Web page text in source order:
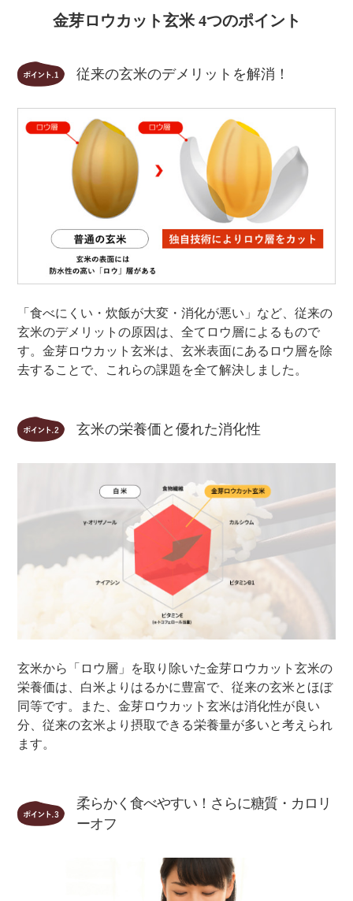
金芽ロウカット玄米 4つのポイント
従来の玄米のデメリットを解消！
「食べにくい・炊飯が大変・消化が悪い」など、従来の
玄米のデメリットの原因は、全てロウ層によるもので
す。金芽ロウカット玄米は、玄米表面にあるロウ層を除
去することで、これらの課題を全て解決しました。
玄米の栄養価と優れた消化性
玄米から「ロウ層」を取り除いた金芽ロウカット玄米の
栄養価は、白米よりはるかに豊富で、従来の玄米とほぼ
同等です。また、金芽ロウカット玄米は消化性が良い
分、従来の玄米より摂取できる栄養量が多いと考えられ
ます。
柔らかく食べやすい！さらに糖質・カロリ
ーオフ